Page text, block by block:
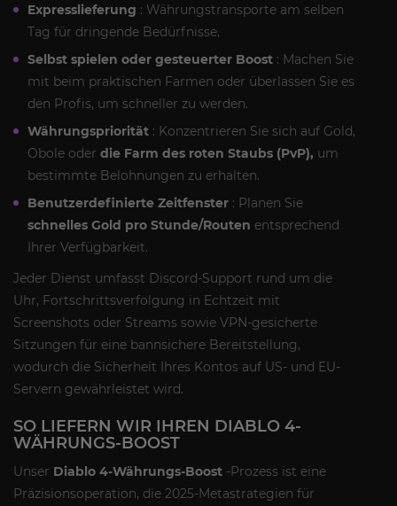
Expresslieferung : Währungstransporte am selben
Tag für dringende Bedürfnisse.
Selbst spielen oder gesteuerter Boost : Machen Sie
mit beim praktischen Farmen oder überlassen Sie es
den Profis, um schneller zu werden.
Währungspriorität : Konzentrieren Sie sich auf Gold,
Obole oder die Farm des roten Staubs (PvP), um
bestimmte Belohnungen zu erhalten.
Benutzerdefinierte Zeitfenster : Planen Sie
schnelles Gold pro Stunde/Routen entsprechend
Ihrer Verfügbarkeit.
Jeder Dienst umfasst Discord-Support rund um die
Uhr, Fortschrittsverfolgung in Echtzeit mit
Screenshots oder Streams sowie VPN-gesicherte
Sitzungen für eine bannsichere Bereitstellung,
wodurch die Sicherheit Ihres Kontos auf US- und EU-
Servern gewährleistet wird.
SO LIEFERN WIR IHREN DIABLO 4-
WÄHRUNGS-BOOST
Unser Diablo 4-Währungs-Boost -Prozess ist eine
Präzisionsoperation, die 2025-Metastrategien für